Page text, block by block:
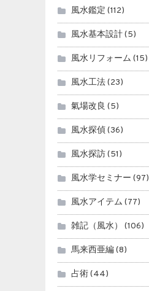
風水鑑定 (112)
風水基本設計(5)
風水リフォーム (15)
風水工法(23)
氣場改良 (5)
風水探偵(36)
風水探訪(51)
風水学セミナー (97)
風水アイテム (77)
雑記（風水） (106)
馬来西亜編(8)
占術(44)